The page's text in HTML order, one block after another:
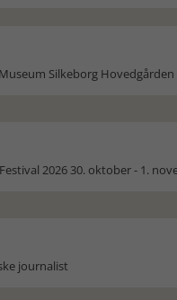
Silkeborg Hovedgården
2026 30. oktober - 1.
journalist